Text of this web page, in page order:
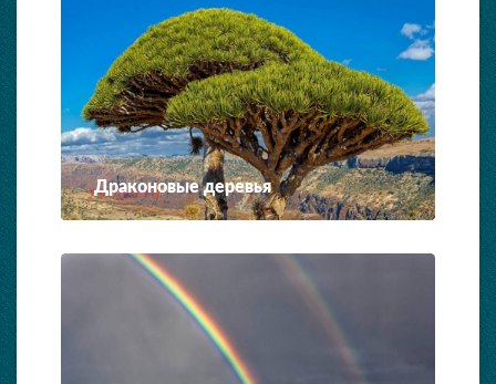
Драконовые деревья